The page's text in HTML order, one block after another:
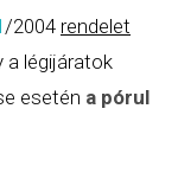
/2004 rendelet
a légijáratok
esetén a pórul